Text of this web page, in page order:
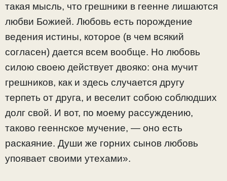
такая мысль, что грешники в геенне лишаются
любви Божией. Любовь есть порождение
ведения истины, которое (в чем всякий
согласен) дается всем вообще. Но любовь
силою своею действует двояко: она мучит
грешников, как и здесь случается другу
терпеть от друга, и веселит собою соблюдших
долг свой. И вот, по моему рассуждению,
таково гееннское мучение, — оно есть
раскаяние. Души же горних сынов любовь
упоявает своими утехами».